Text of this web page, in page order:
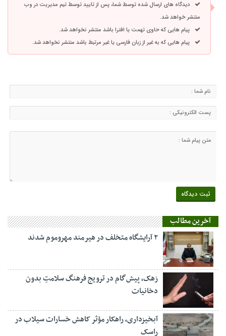
دیدگاه های ارسال شده توسط شما، پس از تایید توسط تیم مدیریت در وب
منتشر خواهد شد.
پیام هایی که حاوی تهمت یا افترا باشد منتشر نخواهد شد.
پیام هایی که به غیر از زبان فارسی یا غیر مرتبط باشد منتشر نخواهد شد.
آخرین مطالب
۲ آرایشگاه متخلف در هیرمند مهروموم شدند
زهک، پیش‌گام در ترویج فرهنگ سلامتِ بدون
دخانیات
آبخیزداری، راهکار مؤثر کاهش خسارات سیلاب در
راسک